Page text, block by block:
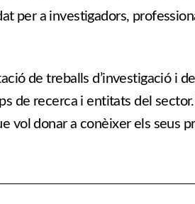
per a investigadors,
de treballs d’investigació i
de recerca i entitats del
vol donar a conèixer els seus